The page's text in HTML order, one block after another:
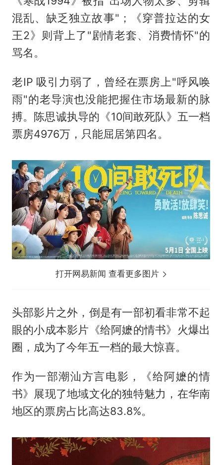
混乱、缺乏独立故事"；《穿普拉达的女
王2》则背上了"剧情老套、消费情怀"的
骂名。
老IP 吸引力弱了，曾经在票房上"呼风唤
雨"的老导演也没能把握住市场最新的脉
搏。陈思诚执导的《10间敢死队》五一档
票房4976万，只能屈居第四名。
打开网易新闻 查看更多图片
头部影片之外，倒是有一部初看非常不起
眼的小成本影片《给阿嬷的情书》火爆出
圈，成为了今年五一档的最大惊喜。
作为一部潮汕方言电影，《给阿嬷的情
书》展现了地域文化的独特魅力，在华南
地区的票房占比高达83.8%。